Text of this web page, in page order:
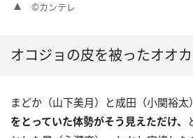
©カンテレ
オコジョの皮を被ったオオ
まどか（山下美月）と成田（小関裕太
をとっていた体勢がそう見えただけ、